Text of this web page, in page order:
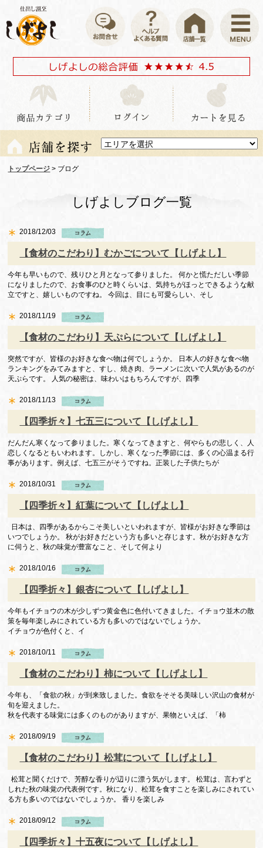
トップページ > ブログ
しげよしブログ一覧
2018/12/03
【食材のこだわり】むかごについて【しげよし】
今年も早いもので、残りひと月となって参りました。 何かと慌ただしい季節
になりましたので、お食事のひと時くらいは、気持ちがほっとできるような献
立ですと、嬉しいものですね。 今回は、目にも可愛らしい、そし
2018/11/19
【食材のこだわり】天ぷらについて【しげよし】
突然ですが、皆様のお好きな食べ物は何でしょうか。 日本人の好きな食べ物
ランキングをみてみますと、すし、焼き肉、ラーメンに次いで人気があるのが
天ぷらです。 人気の秘密は、味わいはもちろんですが、四季
2018/11/13
【四季折々】七五三について【しげよし】
だんだん寒くなって参りました。寒くなってきますと、何やらもの悲しく、人
恋しくなるともいわれます。しかし、寒くなった季節には、多くの心温まる行
事があります。例えば、七五三がそうですね。正装した子供たちが
2018/10/31
【四季折々】紅葉について【しげよし】
日本は、四季があるからこそ美しいといわれますが、皆様がお好きな季節は
いつでしょうか。 秋がお好きだという方も多いと存じます。秋がお好きな方
に伺うと、秋の味覚が豊富なこと、そして何より
2018/10/16
【四季折々】銀杏について【しげよし】
今年もイチョウの木が少しずつ黄金色に色付いてきました。イチョウ並木の散
策を毎年楽しみにされている方も多いのではないでしょうか。
イチョウが色付くと、イ
2018/10/11
【食材のこだわり】柿について【しげよし】
今年も、「食欲の秋」が到来致しました。食欲をそそる美味しい沢山の食材が
旬を迎えました。
秋を代表する味覚には多くのものがありますが、果物といえば、「柿
2018/09/19
【食材のこだわり】松茸について【しげよし】
松茸と聞くだけで、芳醇な香りが辺りに漂う気がします。 松茸は、言わずと
しれた秋の味覚の代表例です。秋になり、松茸を食すことを楽しみにされてい
る方も多いのではないでしょうか。 香りを楽しみ
2018/09/12
【四季折々】十五夜について【しげよし】